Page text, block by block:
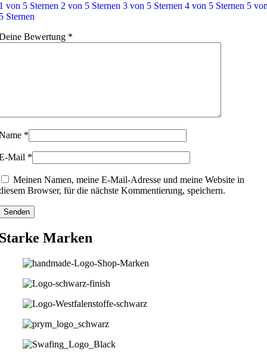
von 5 Sternen 2 von 5 Sternen 3 von 5 Sternen 4 von 5 Sternen 5
Sternen
Bewertung *
*
Mail *
Meinen Namen, meine E-Mail-Adresse und meine Website in
Browser, für die nächste Kommentierung, speichern.
Marken